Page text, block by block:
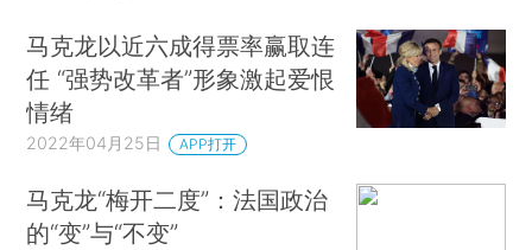
马克龙以近六成得票率赢取连
任 “强势改革者”形象激起爱恨
情绪
2022年04月25日 APP打开
马克龙“梅开二度”：法国政治
的“变”与“不变”